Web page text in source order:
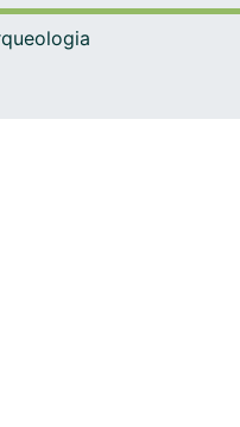
per tot el DD